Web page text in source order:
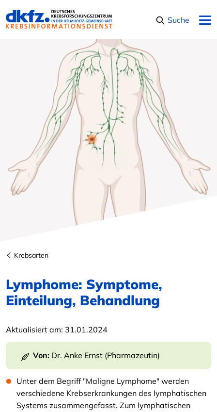
Suche
Krebsarten
Lymphome: Symptome,
Einteilung, Behandlung
Aktualisiert am: 31.01.2024
Von: Dr. Anke Ernst (Pharmazeutin)
Unter dem Begriff "Maligne Lymphome" werden
verschiedene Krebserkrankungen des lymphatischen
Systems zusammengefasst. Zum lymphatischen